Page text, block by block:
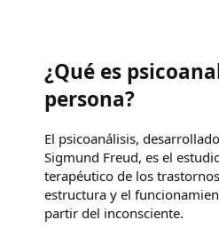
¿Qué es
persona?
El psicoanálisis,
Sigmund Freud, es el
terapéutico de los
estructura y el
partir del inconsciente.